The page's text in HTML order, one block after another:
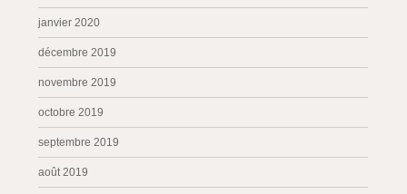
janvier 2020
décembre 2019
novembre 2019
octobre 2019
septembre 2019
août 2019